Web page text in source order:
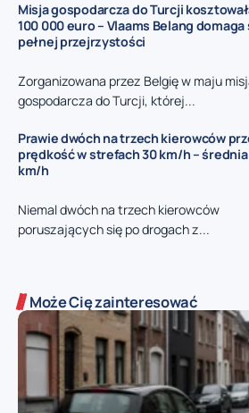
Misja gospodarcza do Turcji
100 000 euro – Vlaams Belang domaga
pełnej przejrzystości
Zorganizowana przez Belgię w maju
gospodarcza do Turcji, której...
Prawie dwóch na trzech kierowców
prędkość w strefach 30 km/h – średnia
km/h
Niemal dwóch na trzech kierowców
poruszających się po drogach z...
Może Cię zainteresować